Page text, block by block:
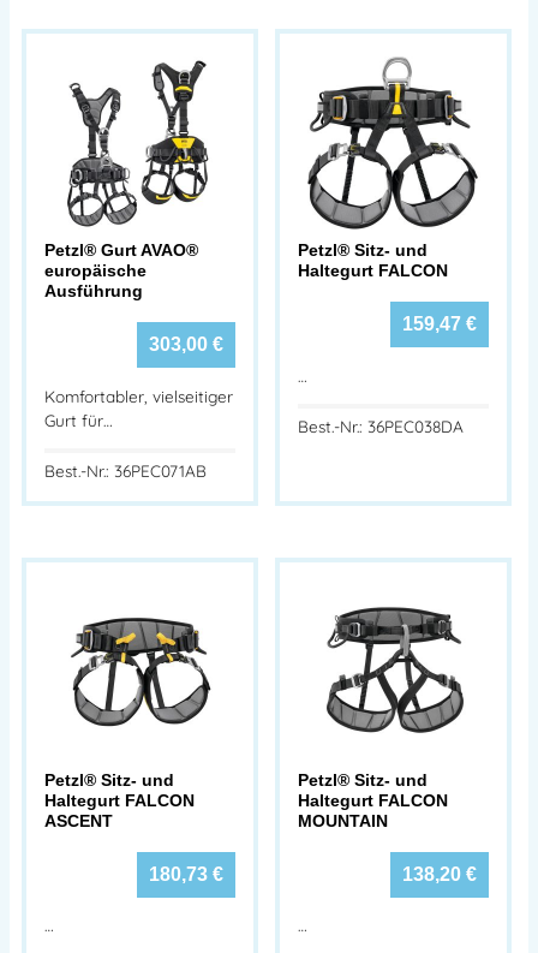
Petzl® Gurt AVAO®
europäische
Ausführung
303,00 €
Komfortabler, vielseitiger
Gurt für…
Best.-Nr.: 36PEC071AB
Petzl® Sitz- und
Haltegurt FALCON
159,47 €
…
Best.-Nr.: 36PEC038DA
Petzl® Sitz- und
Haltegurt FALCON
ASCENT
180,73 €
…
Petzl® Sitz- und
Haltegurt FALCON
MOUNTAIN
138,20 €
…